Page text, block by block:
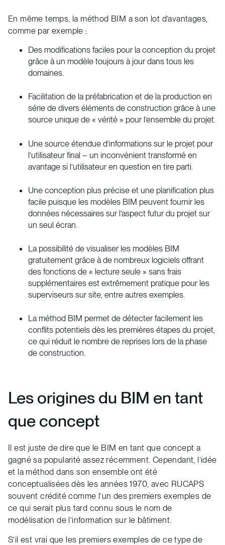
En même temps, la méthod BIM a son lot d’avantages,
comme par exemple :
Des modifications faciles pour la conception du projet
grâce à un modèle toujours à jour dans tous les
domaines.
Facilitation de la préfabrication et de la production en
série de divers éléments de construction grâce à une
source unique de « vérité » pour l’ensemble du projet.
Une source étendue d’informations sur le projet pour
l’utilisateur final – un inconvénient transformé en
avantage si l’utilisateur en question en tire parti.
Une conception plus précise et une planification plus
facile puisque les modèles BIM peuvent fournir les
données nécessaires sur l’aspect futur du projet sur
un seul écran.
La possibilité de visualiser les modèles BIM
gratuitement grâce à de nombreux logiciels offrant
des fonctions de « lecture seule » sans frais
supplémentaires est extrêmement pratique pour les
superviseurs sur site, entre autres exemples.
La méthod BIM permet de détecter facilement les
conflits potentiels dès les premières étapes du projet,
ce qui réduit le nombre de reprises lors de la phase
de construction.
Les origines du BIM en tant
que concept
Il est juste de dire que le BIM en tant que concept a
gagné sa popularité assez récemment. Cependant, l’idée
et la méthod dans son ensemble ont été
conceptualisées dès les années 1970, avec RUCAPS
souvent crédité comme l’un des premiers exemples de
ce qui serait plus tard connu sous le nom de
modélisation de l’information sur le bâtiment.
S’il est vrai que les premiers exemples de ce type de